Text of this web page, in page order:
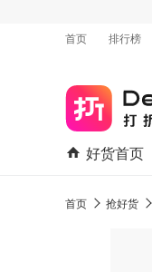
首页
排行榜
好货首页
首页 抢好货